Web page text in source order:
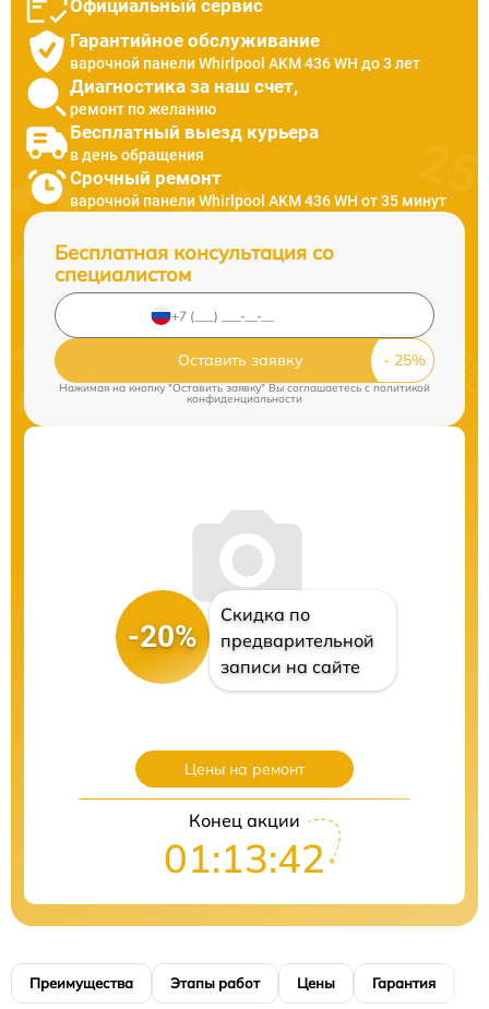
Официальный сервис
Гарантийное обслуживание
варочной панели Whirlpool AKM 436 WH до 3 лет
Диагностика за наш счет,
ремонт по желанию
Бесплатный выезд курьера
в день обращения
Срочный ремонт
варочной панели Whirlpool AKM 436 WH от 35 минут
Бесплатная консультация со
специалистом
Оставить заявку
Нажимая на кнопку "Оставить заявку" Вы соглашаетесь c политикой
конфиденциальности
-20%
Скидка по
предварительной
записи на сайте
Цены на ремонт
Конец акции
01:13:41
Преимущества Этапы работ Цены Гарантия